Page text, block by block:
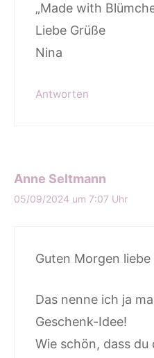
„Made with
Liebe Grüße
Nina
Antworten
Anne Seltmann
05/09/2024 um 7:07 Uhr
Guten Morgen liebe
Das nenne ich ja
Geschenk-Idee!
Wie schön, dass du